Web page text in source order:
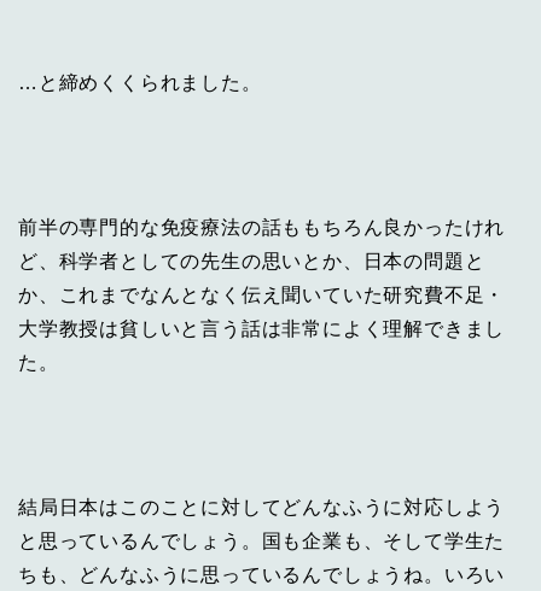
…と締めくくられました。
前半の専門的な免疫療法の話ももちろん良かったけれ
ど、科学者としての先生の思いとか、日本の問題と
か、これまでなんとなく伝え聞いていた研究費不足・
大学教授は貧しいと言う話は非常によく理解できまし
た。
結局日本はこのことに対してどんなふうに対応しよう
と思っているんでしょう。国も企業も、そして学生た
ちも、どんなふうに思っているんでしょうね。いろい